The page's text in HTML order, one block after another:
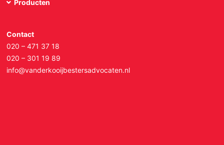
Producten
Contact
020 – 471 37 18
020 – 301 19 89
info@vanderkooijbestersadvocaten.nl